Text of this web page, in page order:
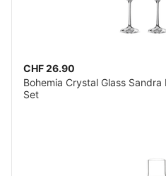
CHF 26.90
Bohemia Crystal Glass
Set